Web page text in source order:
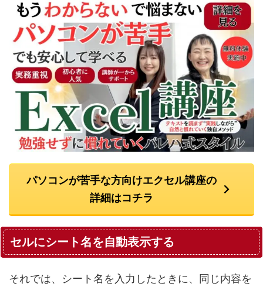
パソコンが苦手な方向けエクセル講座の
詳細はコチラ
セルにシート名を自動表示する
それでは、シート名を入力したときに、同じ内容を